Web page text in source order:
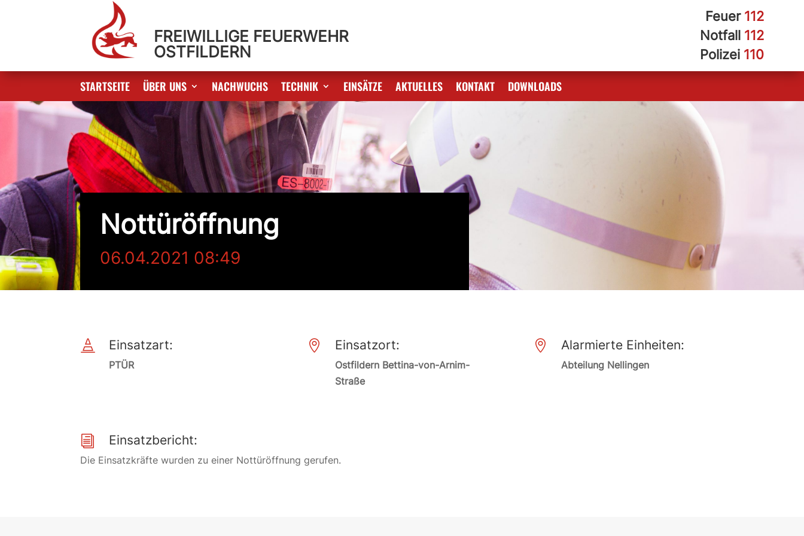
FREIWILLIGE FEUERWEHR
OSTFILDERN
Feuer 112
Notfall 112
Polizei 110
STARTSEITE ÜBER UNS NACHWUCHS TECHNIK EINSÄTZE AKTUELLES KONTAKT DOWNLOADS
Nottüröffnung
06.04.2021 08:49
 Einsatzart:
PTÜR
 Einsatzort:
Ostfildern Bettina-von-Arnim-
Straße
 Alarmierte Einheiten:
Abteilung Nellingen
i Einsatzbericht:
Die Einsatzkräfte wurden zu einer Nottüröffnung gerufen.